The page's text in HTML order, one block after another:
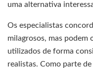
uma alternativa
Os especialistas
milagrosos, mas podem
utilizados de forma
realistas. Como parte